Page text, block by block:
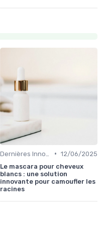
• 12/06/2025
Le mascara pour cheveux
blancs : une solution
innovante pour camoufler les
racines